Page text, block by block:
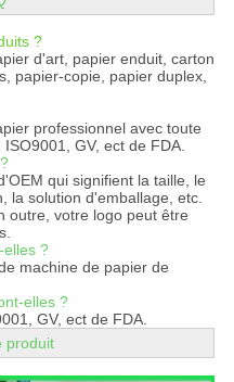
?
d'art, papier enduit, carton
papier-copie, papier duplex,
professionnel avec toute
GV, ect de FDA.
qui signifient la taille, le
la solution d'emballage, etc.
outre, votre logo peut être
elles ?
machine de papier de
elles ?
GV, ect de FDA.
produit